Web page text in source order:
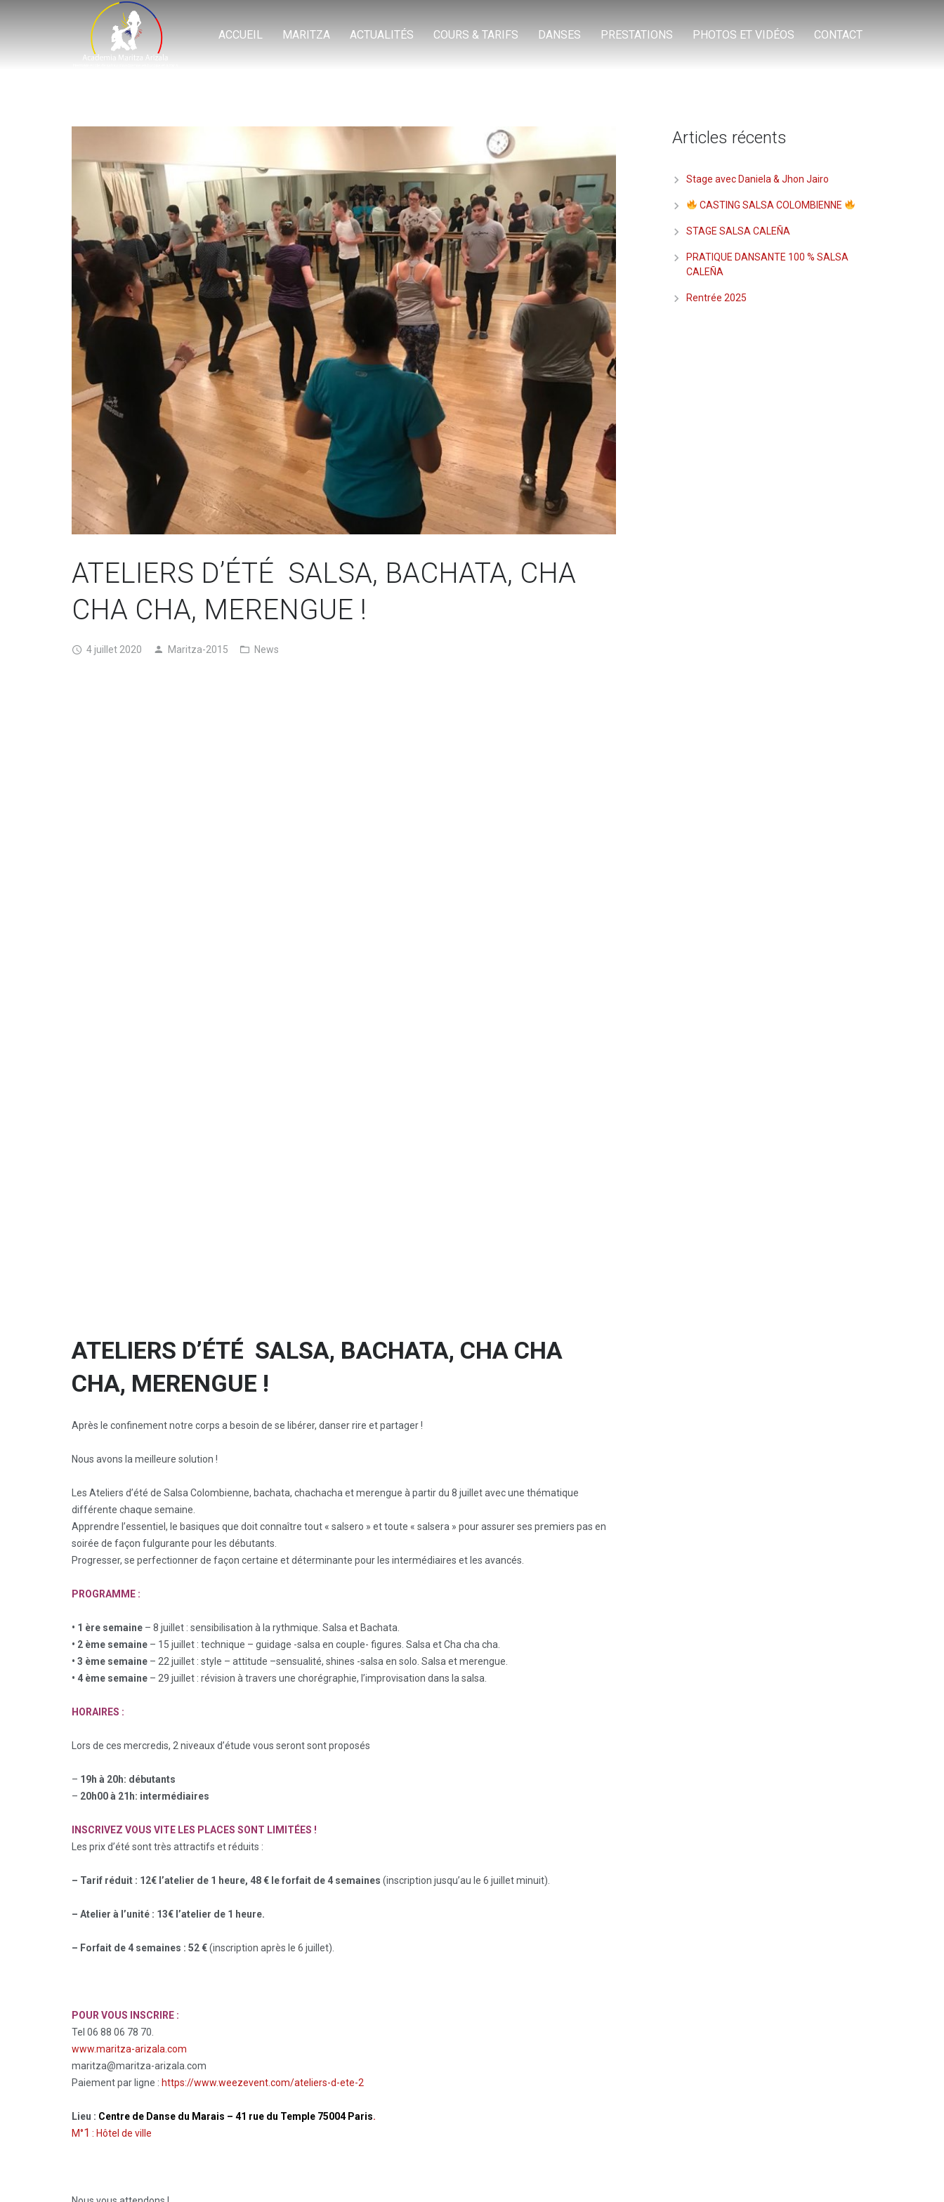
ACCUEIL MARITZA ACTUALITÉS COURS & TARIFS DANSES PRESTATIONS PHOTOS ET VIDÉOS CONTACT
ATELIERS D’ÉTÉ SALSA, BACHATA, CHA
CHA CHA, MERENGUE !
4 juillet 2020 Maritza-2015 News
ATELIERS D’ÉTÉ SALSA, BACHATA, CHA CHA
CHA, MERENGUE !
Après le confinement notre corps a besoin de se libérer, danser rire et partager !
Nous avons la meilleure solution !
Les Ateliers d’été de Salsa Colombienne, bachata, chachacha et merengue à partir du 8 juillet avec une thématique
différente chaque semaine.
Apprendre l’essentiel, le basiques que doit connaître tout « salsero » et toute « salsera » pour assurer ses premiers pas en
soirée de façon fulgurante pour les débutants.
Progresser, se perfectionner de façon certaine et déterminante pour les intermédiaires et les avancés.
PROGRAMME :
• 1 ère semaine – 8 juillet : sensibilisation à la rythmique. Salsa et Bachata.
• 2 ème semaine – 15 juillet : technique – guidage -salsa en couple- figures. Salsa et Cha cha cha.
• 3 ème semaine – 22 juillet : style – attitude –sensualité, shines -salsa en solo. Salsa et merengue.
• 4 ème semaine – 29 juillet : révision à travers une chorégraphie, l’improvisation dans la salsa.
HORAIRES :
Lors de ces mercredis, 2 niveaux d’étude vous seront sont proposés
– 19h à 20h: débutants
– 20h00 à 21h: intermédiaires
INSCRIVEZ VOUS VITE LES PLACES SONT LIMITÉES !
Les prix d’été sont très attractifs et réduits :
– Tarif réduit : 12€ l’atelier de 1 heure, 48 € le forfait de 4 semaines (inscription jusqu’au le 6 juillet minuit).
– Atelier à l’unité : 13€ l’atelier de 1 heure.
– Forfait de 4 semaines : 52 €(inscription après le 6 juillet).
POUR VOUS INSCRIRE :
Tel 06 88 06 78 70.
www.maritza-arizala.com
maritza@maritza-arizala.com
Paiement par ligne : https://www.weezevent.com/ateliers-d-ete-2
Lieu : Centre de Danse du Marais – 41 rue du Temple 75004 Paris.
M°1 : Hôtel de ville
Articles récents
Stage avec Daniela & Jhon Jairo
CASTING SALSA COLOMBIENNE
STAGE SALSA CALEÑA
PRATIQUE DANSANTE 100 % SALSA
CALEÑA
Rentrée 2025